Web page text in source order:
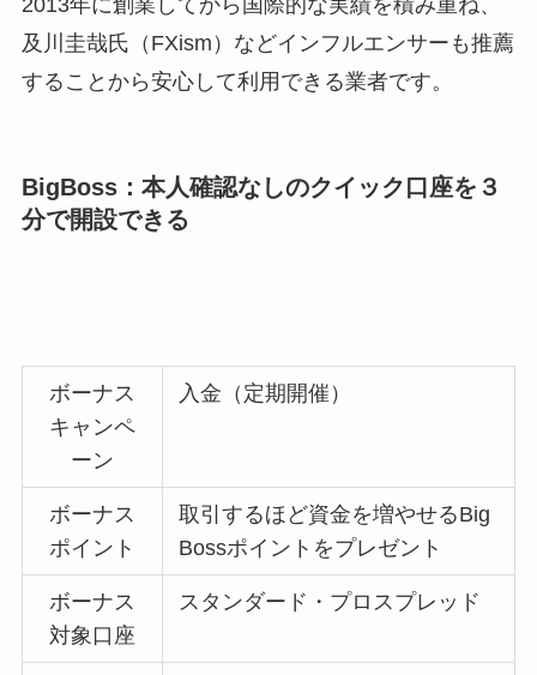
2013年に創業してから国際的な実績を積み重ね、
及川圭哉氏（FXism）などインフルエンサーも推薦
することから安心して利用できる業者です。
BigBoss：本人確認なしのクイック口座を３
分で開設できる
ボーナス
キャンペ
ーン
入金（定期開催）
ボーナス
ポイント
取引するほど資金を増やせるBig
Bossポイントをプレゼント
ボーナス
対象口座
スタンダード・プロスプレッド